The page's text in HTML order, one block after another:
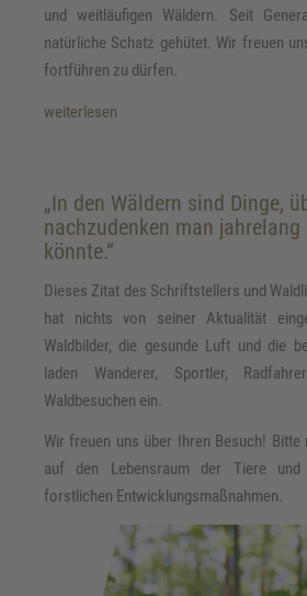
und weitläufigen Wäldern. Seit
natürliche Schatz gehütet. Wir freuen
fortführen zu dürfen.
weiterlesen
„In den Wäldern sind Dinge,
nachzudenken man
könnte.“
Dieses Zitat des Schriftstellers und
hat nichts von seiner Aktualität
Waldbilder, die gesunde Luft und die
laden Wanderer, Sportler,
Waldbesuchen ein.
Wir freuen uns über Ihren Besuch! Bitte
auf den Lebensraum der Tiere
forstlichen Entwicklungsmaßnahmen.